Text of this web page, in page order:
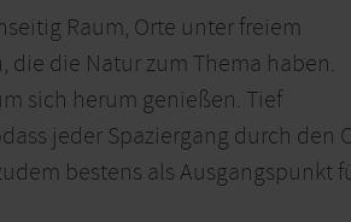
Raum, Orte unter freiem
die Natur zum Thema haben.
sich herum genießen. Tief
jeder Spaziergang durch den
bestens als Ausgangspunkt